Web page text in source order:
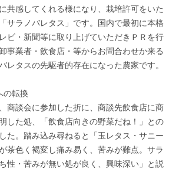
共感してくれる様になり、栽培許可をいた
サラノバレタス」です。国内で最初に本格
ビ・新聞等に取り上げていただきＰＲを行
事業者・飲食店・等からお問合わせか来る
レタスの先駆者的存在になった農家です。
の転換
商談会に参加した折に、商談先飲食店に商
した処、「飲食店向きの野菜だね！」との
た。踏み込み尋ねると「玉レタス・サニー
茶色く褐変し痛み易く、苦みが難点。サラ
性・苦みが無い処が良く、興味深い」と説